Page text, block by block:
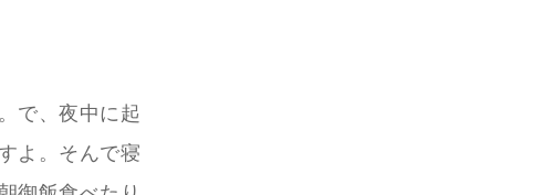
で、夜中に起
よ。そんで寝